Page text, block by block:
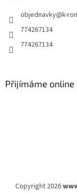
objednavky@k-
774267134
774267134
Přijímáme
Copyright 2026